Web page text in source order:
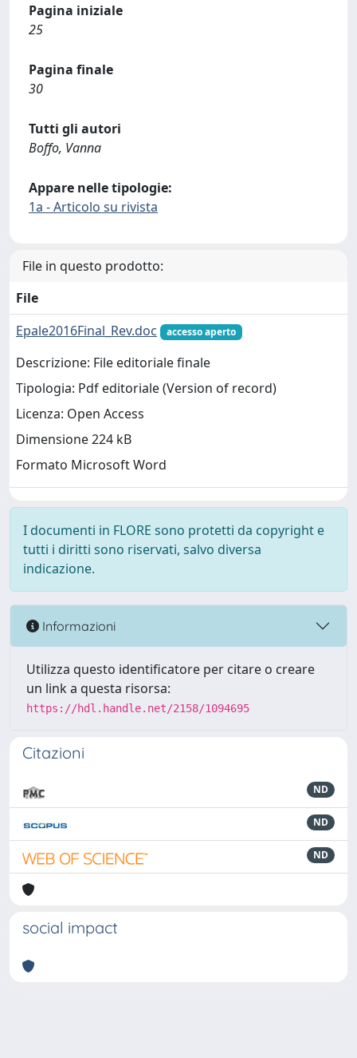
Pagina iniziale
25
Pagina finale
30
Tutti gli autori
Boffo, Vanna
Appare nelle tipologie:
1a - Articolo su rivista
File in questo prodotto:
File
Epale2016Final_Rev.doc
accesso aperto
Descrizione: File editoriale finale
Tipologia: Pdf editoriale (Version of record)
Licenza: Open Access
Dimensione 224 kB
Formato Microsoft Word
I documenti in FLORE sono protetti da copyright e
tutti i diritti sono riservati, salvo diversa
indicazione.
Informazioni
Utilizza questo identificatore per citare o creare
un link a questa risorsa:
https://hdl.handle.net/2158/1094695
Citazioni
ND
ND
ND
social impact